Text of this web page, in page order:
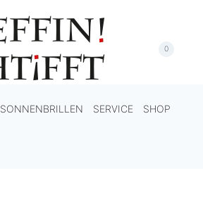
0
SONNENBRILLEN SERVICE SHOP